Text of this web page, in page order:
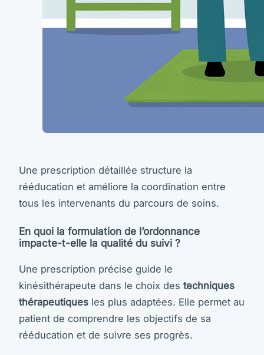
Une prescription détaillée structure la
rééducation et améliore la coordination entre
tous les intervenants du parcours de soins.
En quoi la formulation de l’ordonnance
impacte-t-elle la qualité du suivi ?
Une prescription précise guide le
kinésithérapeute dans le choix des techniques
thérapeutiques les plus adaptées. Elle permet au
patient de comprendre les objectifs de sa
rééducation et de suivre ses progrès.